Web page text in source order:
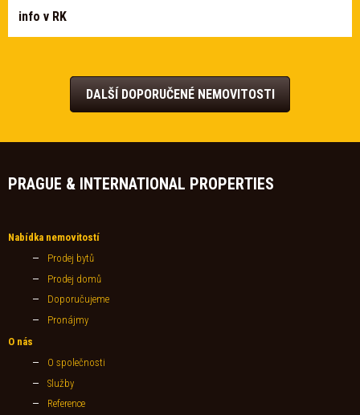
info v RK
DALŠÍ DOPORUČENÉ NEMOVITOSTI
PRAGUE & INTERNATIONAL PROPERTIES
Nabídka nemovitostí
Prodej bytů
Prodej domů
Doporučujeme
Pronájmy
O nás
O společnosti
Služby
Reference